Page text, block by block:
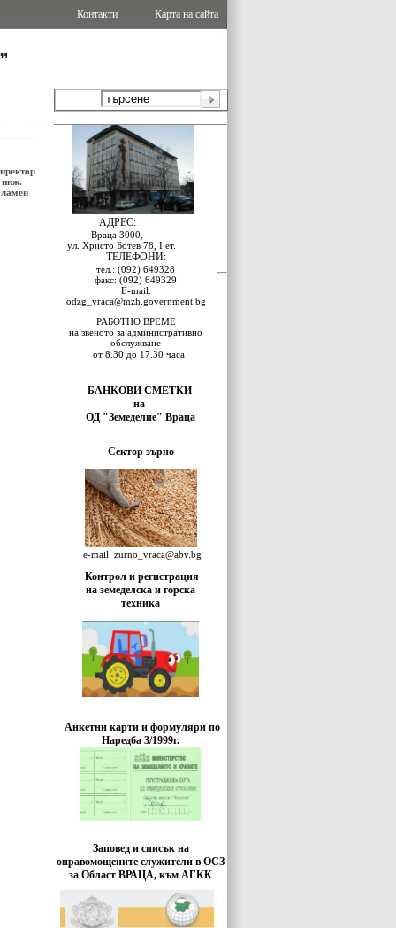
Карта на сайта
Контакти
АДРЕС:
Враца 3000,
ул. Христо Ботев 78, I ет.
ТЕЛЕФОНИ:
тел.: (092) 649328
факс: (092) 649329
E-mail:
odzg_vraca@mzh.government.bg
РАБОТНО ВРЕМЕ
на звеното за административно
обслужване
от 8.30 до 17.30 часа
БАНКОВИ СМЕТКИ
на
ОД "Земеделие" Враца
Сектор зърно
e-mail: zurno_vraca@abv.bg
Контрол и регистрация
на земеделска и горска
техника
Анкетни карти и формуляри по
Наредба 3/1999г.
Заповед и списък на
оправомощените служители в ОСЗ
за Област ВРАЦА, към АГКК